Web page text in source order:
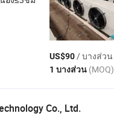
US$90/ บางส่วน
1 บางส่วน (MOQ)
Co., Ltd.